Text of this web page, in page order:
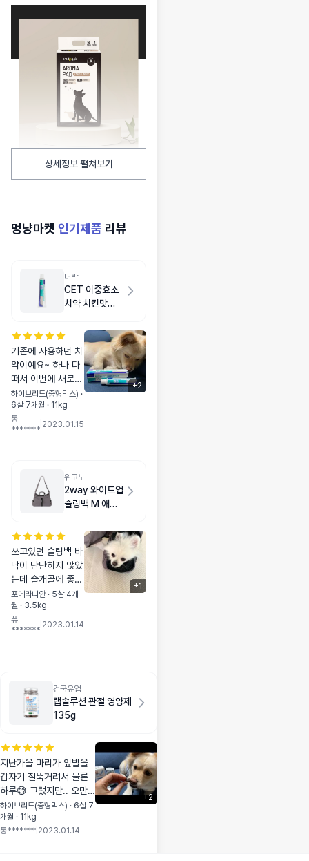
상세정보 펼쳐보기
멍냥마켓 인기제품 리뷰
버박
CET 이중효소
치약 치킨맛
기존에 사용하던 치
약이예요~ 하나 다
떠서 이번에 새로
구입했어요 간식먹
는줄 알고 치카치카
하자고 하면 좋다고
하이브리드(중형믹스) ·
6살 7개월 · 11kg
통
*******
2023.01.15
+2
위고노
2way 와이드업
슬링백 M 애쉬
쓰고있던 슬링백 바
닥이 단단하지 않았
는데 슬개골에 좋지
않다는 얘기를 듣고
바닥이 단단한 슬링
백을 찾다 구입하게
이전에 쓰던거보다
바닥이 단단해서 그
런지 편하게 잘 누
백은 항상 앉아있거
나 서있거나 그래서
불편했거든요. 소재
도 털이 잘 붙지 않
는 소재라 마음에
들고 색도 예쁘네
요. M사이즈 구매
포메라니안 · 5살 4개
월 · 3.5kg
퓨
*******
2023.01.14
+1
건국유업
랩솔루션 관절 영양제
135g
지난가을 마리가 앞발을
갑자기 절뚝거려서 물론
하루😅 그랬지만.. 오만
가지 걱정에 처음으로 구
입했던 관절영양제예요
그후로 4통째입니다. 아!
하이브리드(중형믹스) · 6살 7
개월 · 11kg
통******* 2023.01.14
+2